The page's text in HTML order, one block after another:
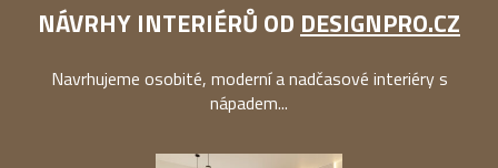
NÁVRHY INTERIÉRŮ OD DESIGNPRO.CZ
Navrhujeme osobité, moderní a nadčasové interiéry s
nápadem...